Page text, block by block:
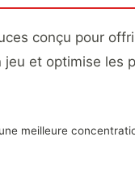
conçu pour
et optimise les
meilleure